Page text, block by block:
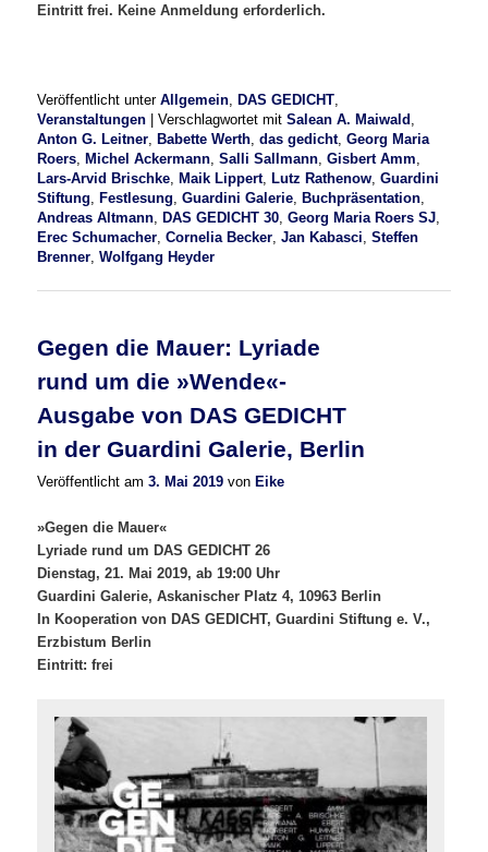
Eintritt frei. Keine Anmeldung erforderlich.
Veröffentlicht unter Allgemein DAS GEDICHT
Veranstaltungen
|Verschlagwortet mit Salean A. Maiwald
Anton G. Leitner
Babette Werth ,das gedicht,Georg Maria
Roers
Michel Ackermann ,Salli Sallmann ,Gisbert Amm
Lars-Arvid Brischke
Maik Lippert, Lutz Rathenow ,Guardini
Stiftung
Festlesung ,Guardini Galerie Buchpräsentation
Andreas Altmann
DAS GEDICHT 30 ,Georg Maria Roers SJ
Erec Schumacher ,Cornelia Becker ,Jan Kabasci ,Steffen
Brenner ,Wolfgang Heyder
Gegen die Mauer: Lyriade
rund um die »Wende«-
Ausgabe von DAS GEDICHT
in der Guardini Galerie, Berlin
Veröffentlicht am3. Mai 2019 von Eike
»Gegen die Mauer«
Lyriade rund um DAS GEDICHT 26
Dienstag, 21. Mai 2019, ab 19:00 Uhr
Guardini Galerie, Askanischer Platz 4, 10963 Berlin
In Kooperation von DAS GEDICHT, Guardini Stiftung e. V.,
Erzbistum Berlin
Eintritt: frei